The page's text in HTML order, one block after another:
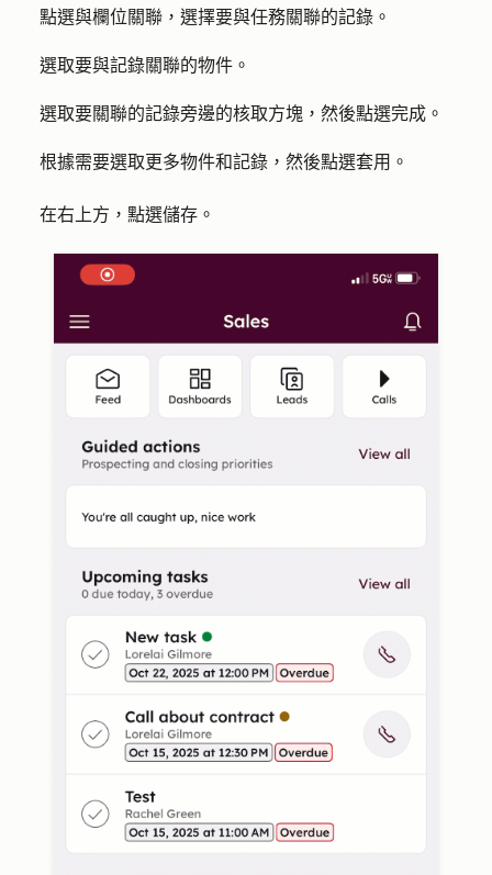
點選與欄位關聯，選擇要與任務關聯的記錄。
選取要與記錄關聯的物件 。
選取要關聯的記錄旁邊的核取方塊 ，然後點選完成 。
根據需要選取更多物件和記錄，然後點選套用 。
在右上方，點選儲存 。